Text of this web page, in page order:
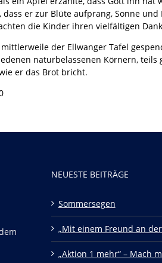
er zur Blüte aufprang, Sonne
die Kinder ihren vielfältigen
der Ellwanger Tafel
naturbelassenen Körnern,
er das Brot bricht.
NEUESTE BEITRÄGE
Sommersegen
„Mit einem Freund an
„Aktion 1 mehr“ – Mach